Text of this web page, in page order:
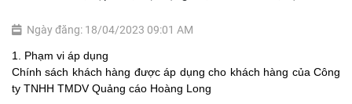
Ngày đăng: 18/04/2023 09:01 AM
1. Phạm vi áp dụng
Chính sách khách hàng được áp dụng cho khách hàng của Công
ty TNHH TMDV Quảng cáo Hoàng Long